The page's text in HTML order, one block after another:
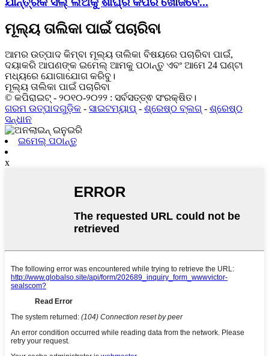
ମୂଲ୍ୟ ତାଲିକା ପାଇଁ ପଚାରିବା
ଆମର ଉତ୍ପାଦ କିମ୍ବା ମୂଲ୍ୟ ତାଲିକା ବିଷୟରେ ପଚାରିବା ପାଇଁ,
ଦୟାକରି ଆପଣଙ୍କ ଇମେଲ୍ ଆମକୁ ପଠାନ୍ତୁ ଏବଂ ଆମେ 24 ଘଣ୍ଟା
ମଧ୍ୟରେ ଯୋଗାଯୋଗ କରିବୁ।
ମୂଲ୍ୟ ତାଲିକା ପାଇଁ ପଚାରିବା
© କପିରାଇଟ୍ - ୨୦୧୦-୨୦୨୨ : ସର୍ବସତ୍ତ୍ଵ ସଂରକ୍ଷିତ।
ଗରମ ଉତ୍ପାଦଗୁଡ଼ିକ - ସାଇଟମ୍ୟାପ୍ - ଶ୍ରେଷ୍ଠ ବ୍ଲଗ୍ - ଶ୍ରେଷ୍ଠ
ସନ୍ଧାନ
ଇମେଲ୍ ପଠାନ୍ତୁ
x